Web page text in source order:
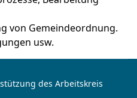
von Gemeindeordnung.
usw.
des Arbeitskreis